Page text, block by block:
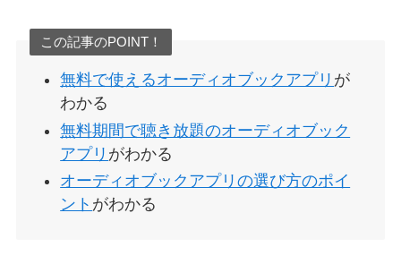
この記事のPOINT！
無料で使えるオーディオブックアプリ が
わかる
無料期間で聴き放題のオーディオブック
アプリ がわかる
オーディオブックアプリの選び方のポイ
ント がわかる